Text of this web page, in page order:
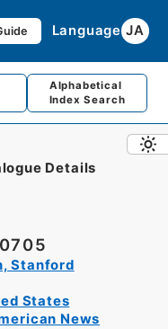
Language JA
Alphabetical
Index Search
Details
Stanford
States
News